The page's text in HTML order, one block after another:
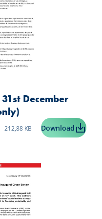
December
Taille du fichier:
212,88 KB Download The